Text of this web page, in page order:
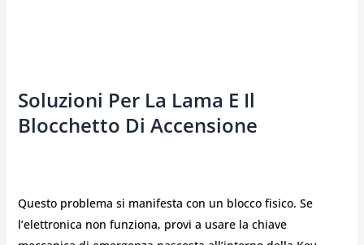
Soluzioni Per La Lama E Il
Blocchetto Di Accensione
Questo problema si manifesta con un blocco fisico. Se
l’elettronica non funziona, provi a usare la chiave